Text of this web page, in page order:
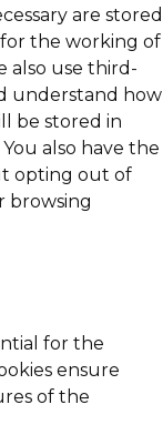
are stored
the working of
also use third-
understand how
be stored in
also have the
opting out of
browsing
for the
ensure
of the